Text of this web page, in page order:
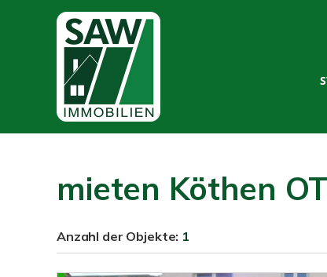
mieten Köthen
Anzahl der Objekte: 1